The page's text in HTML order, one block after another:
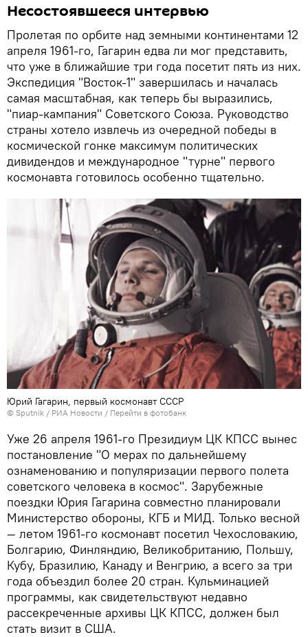
Несостоявшееся интервью
Пролетая по орбите над земными континентами 12
апреля 1961-го, Гагарин едва ли мог представить,
что уже в ближайшие три года посетит пять из них.
Экспедиция "Восток-1" завершилась и началась
самая масштабная, как теперь бы выразились,
"пиар-кампания" Советского Союза. Руководство
страны хотело извлечь из очередной победы в
космической гонке максимум политических
дивидендов и международное "турне" первого
космонавта готовилось особенно тщательно.
Юрий Гагарин, первый космонавт СССР
© Sputnik / РИА Новости / Перейти в фотобанк
Уже 26 апреля 1961-го Президиум ЦК КПСС вынес
постановление "О мерах по дальнейшему
ознаменованию и популяризации первого полета
советского человека в космос". Зарубежные
поездки Юрия Гагарина совместно планировали
Министерство обороны, КГБ и МИД. Только весной
— летом 1961-го космонавт посетил Чехословакию,
Болгарию, Финляндию, Великобританию, Польшу,
Кубу, Бразилию, Канаду и Венгрию, а всего за три
года объездил более 20 стран. Кульминацией
программы, как свидетельствуют недавно
рассекреченные архивы ЦК КПСС, должен был
стать визит в США.